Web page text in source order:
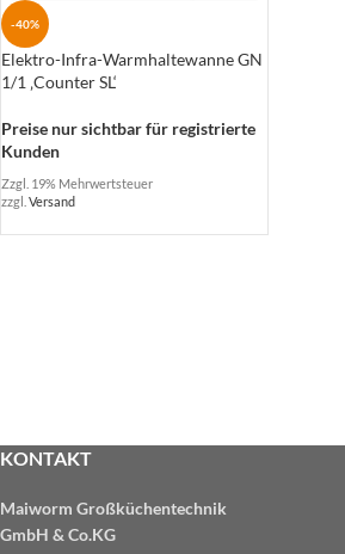
-40%
Elektro-Infra-Warmhaltewanne GN
1/1 ‚Counter SL‘
Preise nur sichtbar für registrierte
Kunden
Zzgl. 19% Mehrwertsteuer
zzgl. Versand
KONTAKT
Maiworm Großküchentechnik
GmbH & Co.KG